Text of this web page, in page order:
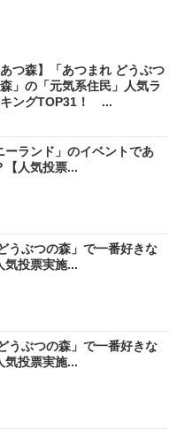
あつ森】「あつまれ どうぶつ
」の「元気系住民」人気ラ
キングTOP31！ ...
ーランド」のイベントであ
【人気投票...
うぶつの森」で一番好きな
気投票実施...
うぶつの森」で一番好きな
気投票実施...